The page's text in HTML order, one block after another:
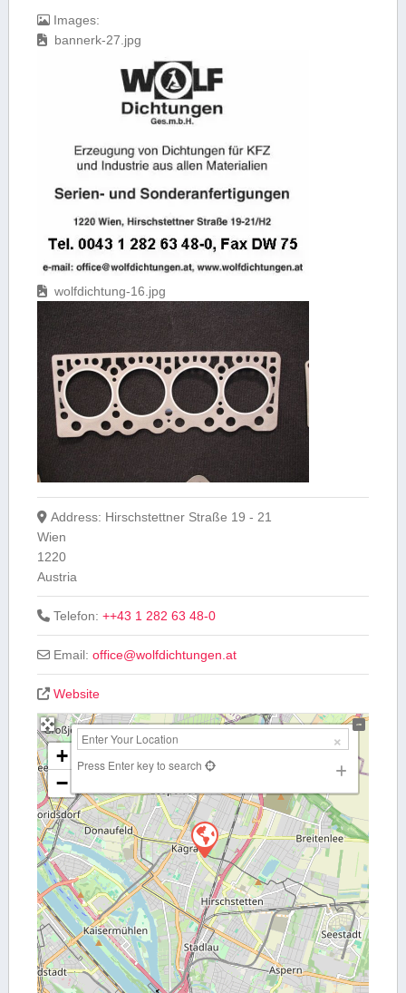
Images:
bannerk-27.jpg
wolfdichtung-16.jpg
Address: Hirschstettner Straße 19 - 21
Wien
1220
Austria
Telefon:++43 1 282 63 48-0
Email:office@wolfdichtungen.at
Website
+
−
Press Enter key to search